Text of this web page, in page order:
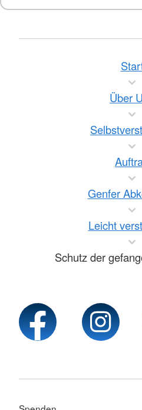
Über
Genfer
Leicht
Schutz der